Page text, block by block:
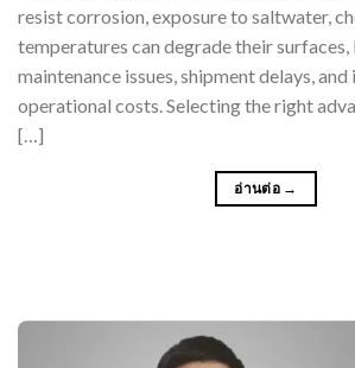
resist corrosion, exposure to saltwater,
temperatures can degrade their surfaces,
maintenance issues, shipment delays, and
operational costs. Selecting the right
[…]
อ่านต่อ →